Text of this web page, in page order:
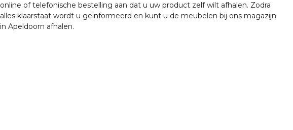
online of telefonische bestelling aan dat u uw product zelf wilt afhalen. Zodra
alles klaarstaat wordt u geïnformeerd en kunt u de meubelen bij ons magazijn
in Apeldoorn afhalen.